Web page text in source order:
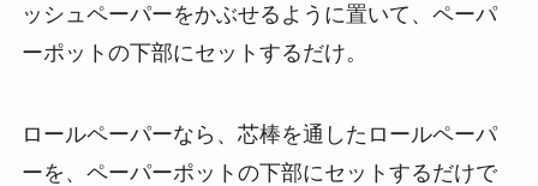
ッシュペーパーをかぶせるように置いて、ペーパ
ーポットの下部にセットするだけ。
ロールペーパーなら、芯棒を通したロールペーパ
ーを、ペーパーポットの下部にセットするだけで